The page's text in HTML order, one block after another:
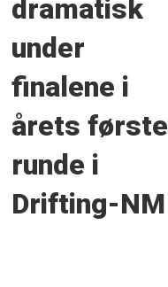
dramatisk
under
finalene i
årets første
runde i
Drifting-NM